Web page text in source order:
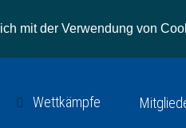
mit der Verwendung von
Wettkämpfe